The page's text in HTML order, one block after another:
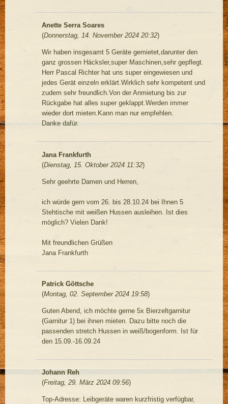
Anette Serra Soares
(Donnerstag, 14. November 2024 20:32)
Wir haben insgesamt 5 Geräte gemietet,darunter den
ganz grossen Häcksler,super Maschinen,sehr gepflegt.
Herr Pascal Richter hat uns super eingewiesen und
jedes Gerät einzeln erklärt.Wirklich sehr kompetent und
zudem sehr freundlich.Von der Anmietung bis zur
Rückgabe hat alles super geklappt.Werden immer
wieder dort mieten.Kann man nur empfehlen.
Danke dafür.
Jana Frankfurth
(Dienstag, 15. Oktober 2024 11:32)
Sehr geehrte Damen und Herren,
ich würde gern vom 26. bis 28.10.24 bei Ihnen 5
Stehtische mit weißen Hussen ausleihen. Ist dies
möglich? Vielen Dank!
Mit freundlichen Grüßen
Jana Frankfurth
Patrick Göttsche
(Montag, 02. September 2024 19:58)
Guten Abend, ich möchte gerne 5x Bierzeltgarnitur
(Garnitur 1) bei ihnen mieten. Dazu bitte noch die
passenden stretch Hussen in weiß/bogenform. Ist für
den 15.09.-16.09.24
Johann Reh
(Freitag, 29. März 2024 09:56)
Top-Adresse: Leibgeräte waren kurzfristig verfügbar,